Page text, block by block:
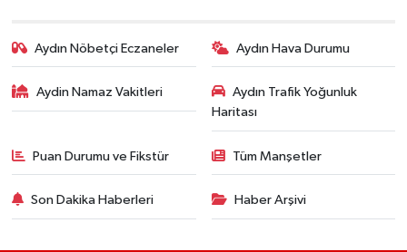
Aydın Nöbetçi Eczaneler Aydın Hava Durumu
Aydin Namaz Vakitleri
Aydın Trafik Yoğunluk
Haritası
Puan Durumu ve Fikstür Tüm Manşetler
Son Dakika Haberleri Haber Arşivi